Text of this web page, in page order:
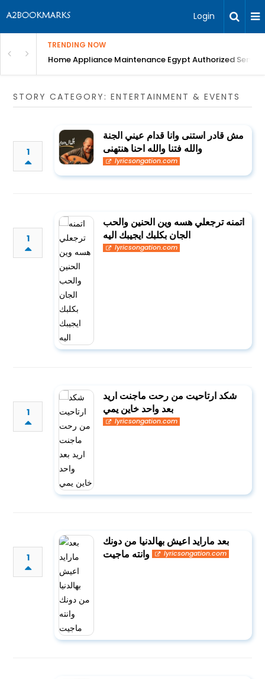
Login
TRENDING NOW
CT Scan, blood tests, Digital X-Ray, Best Dental ...
Home Appliance Maintenance Egypt Authorized
STORY CATEGORY: ENTERTAINMENT & EVENTS
1
مش قادر استنى وانا قدام عيني الجنة
والله فتنا والله احنا هنتهنى
lyricsongation.com
1
اتمنه ترجعلي هسه وين الحنين والحب
الجان بكلبك ايجيبك اليه
lyricsongation.com
1
شكد ارتاحيت من رحت ماجنت اريد
بعد واحد خاين يمي
lyricsongation.com
1
بعد مارايد اعيش بهالدنيا من دونك
وانته ماجيت
lyricsongation.com